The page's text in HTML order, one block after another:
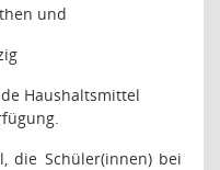
und
Haushaltsmittel
die Schüler(innen) bei